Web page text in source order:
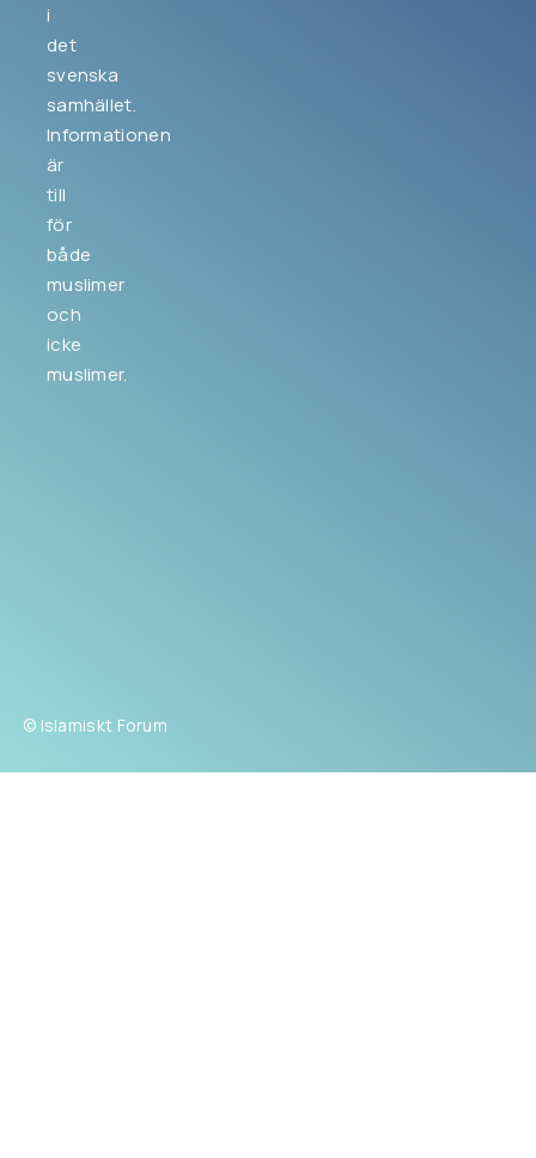
i
det
svenska
samhället.
Informationen
är
till
för
både
muslimer
och
icke
muslimer.
© Islamiskt Forum